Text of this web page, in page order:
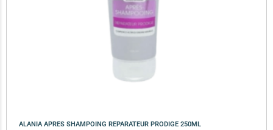
ALANIA APRES SHAMPOING REPARATEUR PRODIGE 250ML